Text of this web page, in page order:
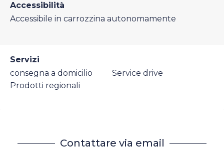
Accessibilità
Accessibile in carrozzina autonomamente
Servizi
consegna a domicilio
Prodotti regionali
Service drive
Contattare via email